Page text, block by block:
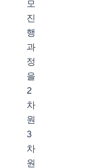
모
진
행
과
정
을
2
차
원
3
차
원